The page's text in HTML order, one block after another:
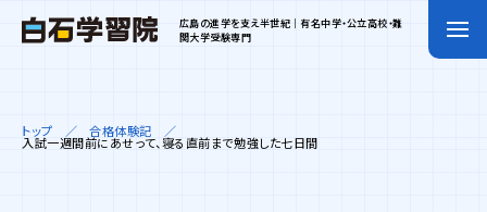
広島の進学を支え半世紀｜有名中学・公立高校・難
関大学受験専門
トップ 合格体験記
入試一週間前にあせって、寝る直前まで勉強した七日間